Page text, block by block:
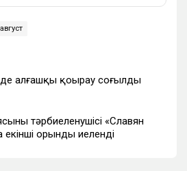
август
алғашқы қоңырау соғылды
тәрбиеленушісі «Славян
орынды иеленді